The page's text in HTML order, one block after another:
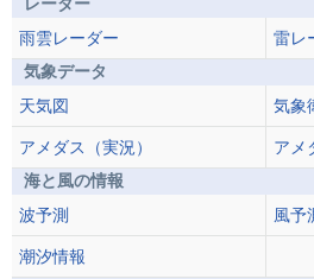
雨雲レーダー
雷レ
気象データ
天気図
気象
アメダス（実況）
アメ
海と風の情報
波予測
風予
潮汐情報